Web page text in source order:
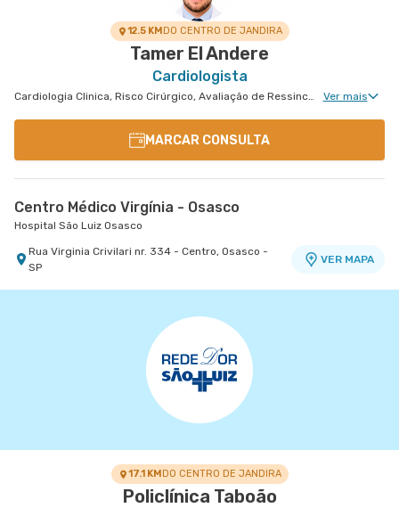
12.5 KMDO CENTRO DE JANDIRA
Tamer El Andere
Cardiologista
Cardiologia Clinica, Risco Cirúrgico, Avaliação de Ressincronizador Ou Cdi, Avaliação de Marca-Passo, Desfibrilador e Ressincronizador, Arritmologia Ver mais
MARCAR CONSULTA
Centro Médico Virgínia - Osasco
Hospital São Luiz Osasco
Rua Virginia Crivilari nr. 334 - Centro, Osasco -
SP
VER MAPA
17.1 KMDO CENTRO DE JANDIRA
Policlínica Taboão